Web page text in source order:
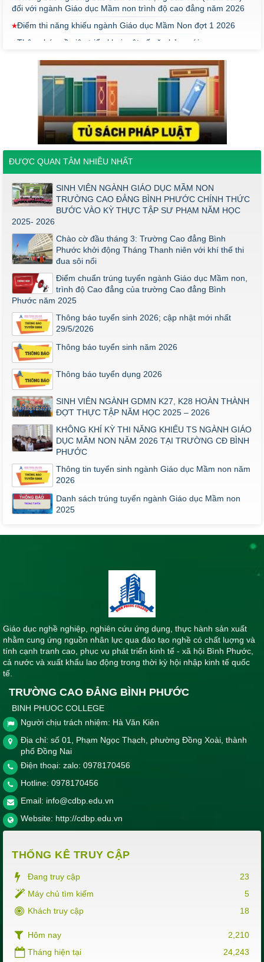
Điểm thi năng khiếu ngành Giáo dục Mầm Non đợt 1 2026
Thông báo về việc triển khai một số văn bản mới
KHỐI Y DƯỢC NĂM 2026
ĐIỂM TỐT NGHIỆP KHỐI Y - DƯỢC NĂM 2026
Thông báo về việc tổ chức thi năng khiếu ngành Giáo dục
Thông báo về việc tuyển sinh đợt 2 năm 2026
Thông báo ngưỡng bảo đảm chất lượng đầu vào (điểm sàn)
đối với ngành Giáo dục Mầm non trình độ cao đẳng năm 2026
Thông báo về việc triển khai một số văn bản mới
THÔNG BÁO VỀ VIỆC PHÚC KHẢO ĐIỂM THI TỐT NGHIỆP
KHỐI Y DƯỢC NĂM 2026
ĐIỂM TỐT NGHIỆP KHỐI Y - DƯỢC NĂM 2026
Thông báo về việc tổ chức thi năng khiếu ngành Giáo dục
ĐƯỢC QUAN TÂM NHIỀU NHẤT
SINH VIÊN NGÀNH GIÁO DỤC MẦM NON
TRƯỜNG CAO ĐẲNG BÌNH PHƯỚC CHÍNH THỨC
BƯỚC VÀO KỲ THỰC TẬP SƯ PHẠM NĂM HỌC
2025- 2026
Chào cờ đầu tháng 3: Trường Cao đẳng Bình
Phước khởi động Tháng Thanh niên với khí thế thi
đua sôi nổi
Điểm chuẩn trúng tuyển ngành Giáo dục Mầm non,
trình độ Cao đẳng của trường Cao đẳng Bình
Phước năm 2025
Thông báo tuyển sinh 2026; cập nhật mới nhất
29/5/2026
Thông báo tuyển sinh năm 2026
Thông báo tuyển dụng 2026
SINH VIÊN NGÀNH GDMN K27, K28 HOÀN THÀNH
ĐỢT THỰC TẬP NĂM HỌC 2025 – 2026
KHÔNG KHÍ KỲ THI NĂNG KHIẾU TS NGÀNH GIÁO
DỤC MẦM NON NĂM 2026 TẠI TRƯỜNG CĐ BÌNH
PHƯỚC
Thông tin tuyển sinh ngành Giáo dục Mầm non năm
2026
Danh sách trúng tuyển ngành Giáo dục Mầm non
2025
Giáo dục nghề nghiệp, nghiên cứu ứng dụng, thực hành sản xuất
nhằm cung ứng nguồn nhân lực qua đào tạo nghề có chất luợng và
tính cạnh tranh cao, phục vụ phát triển kinh tế - xã hội Bình Phước,
cả nước và xuất khẩu lao động trong thời kỳ hội nhập kinh tế quốc
tế.
TRƯỜNG CAO ĐẲNG BÌNH PHƯỚC
BINH PHUOC COLLEGE
Người chịu trách nhiệm: Hà Văn Kiên
Địa chỉ: số 01, Phạm Ngọc Thạch, phường Đồng Xoài, thành
phố Đồng Nai
Điện thoại: zalo: 0978170456
Hotline: 0978170456
Email: info@cdbp.edu.vn
Website: http://cdbp.edu.vn
THỐNG KÊ TRUY CẬP
Đang truy cập
23
Máy chủ tìm kiếm
5
Khách truy cập
18
Hôm nay
2,210
Tháng hiện tại
24,243